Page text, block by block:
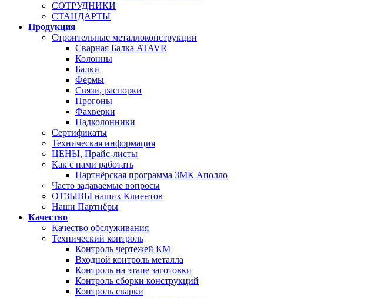
СОТРУДНИКИ
СТАНДАРТЫ
Продукция
Строительные металлоконструкции
Сварная Балка ATAVR
Колонны
Балки
Фермы
Связи, распорки
Прогоны
Фахверки
Надколонники
Сертификаты
Техническая информация
ЦЕНЫ, Прайс-листы
Как с нами работать
Партнёрская программа ЗМК Аполло
Часто задаваемые вопросы
ОТЗЫВЫ наших Клиентов
Наши Партнёры
Качество
Качество обслуживания
Технический контроль
Контроль чертежей КМ
Входной контроль металла
Контроль на этапе заготовки
Контроль сборки конструкций
Контроль сварки